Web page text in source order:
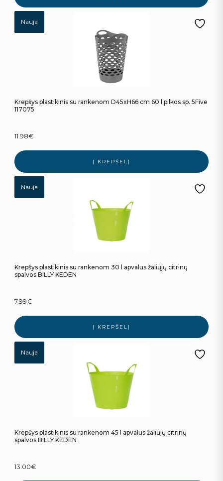
Nauja
Krepšys plastikinis su rankenom D45xH66 cm 60 l pilkos sp. 5Five
117075
11.98€
Į KREPŠELĮ
Nauja
Krepšys plastikinis su rankenom 30 l apvalus žaliųjų citrinų
spalvos BILLY KEDEN
7.99€
Į KREPŠELĮ
Nauja
Krepšys plastikinis su rankenom 45 l apvalus žaliųjų citrinų
spalvos BILLY KEDEN
13.00€